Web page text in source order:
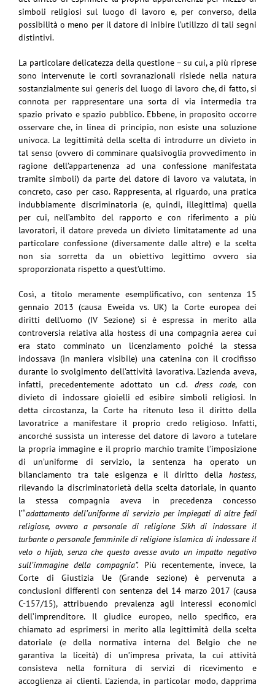
simboli religiosi sul luogo di lavoro e, per converso, della
possibilità o meno per il datore di inibire l’utilizzo di tali segni
distintivi.
La particolare delicatezza della questione – su cui, a più riprese
sono intervenute le corti sovranazionali risiede nella natura
sostanzialmente sui generis del luogo di lavoro che, di fatto, si
connota per rappresentare una sorta di via intermedia tra
spazio privato e spazio pubblico. Ebbene, in proposito occorre
osservare che, in linea di principio, non esiste una soluzione
univoca. La legittimità della scelta di introdurre un divieto in
tal senso (ovvero di comminare qualsivoglia provvedimento in
ragione dell’appartenenza ad una confessione manifestata
tramite simboli) da parte del datore di lavoro va valutata, in
concreto, caso per caso. Rappresenta, al riguardo, una pratica
indubbiamente discriminatoria (e, quindi, illegittima) quella
per cui, nell’ambito del rapporto e con riferimento a più
lavoratori, il datore preveda un divieto limitatamente ad una
particolare confessione (diversamente dalle altre) e la scelta
non sia sorretta da un obiettivo legittimo ovvero sia
sproporzionata rispetto a quest’ultimo.
Così, a titolo meramente esemplificativo, con sentenza 15
gennaio 2013 (causa Eweida vs. UK) la Corte europea dei
diritti dell’uomo (IV Sezione) si è espressa in merito alla
controversia relativa alla hostess di una compagnia aerea cui
era stato comminato un licenziamento poiché la stessa
indossava (in maniera visibile) una catenina con il crocifisso
durante lo svolgimento dell’attività lavorativa. L’azienda aveva,
infatti, precedentemente adottato un c.d. dress code, con
divieto di indossare gioielli ed esibire simboli religiosi. In
detta circostanza, la Corte ha ritenuto leso il diritto della
lavoratrice a manifestare il proprio credo religioso. Infatti,
ancorché sussista un interesse del datore di lavoro a tutelare
la propria immagine e il proprio marchio tramite l’imposizione
di un’uniforme di servizio, la sentenza ha operato un
bilanciamento tra tale esigenza e il diritto della hostess,
rilevando la discriminatorietà della scelta datoriale, in quanto
la stessa compagnia aveva in precedenza concesso
l’“adattamento dell’uniforme di servizio per impiegati di altre fedi
religiose, ovvero a personale di religione Sikh di indossare il
turbante o personale femminile di religione islamica di indossare il
velo o hijab, senza che questo avesse avuto un impatto negativo
sull’immagine della compagnia”.Più recentemente, invece, la
Corte di Giustizia Ue (Grande sezione) è pervenuta a
conclusioni differenti con sentenza del 14 marzo 2017 (causa
C-157/15), attribuendo prevalenza agli interessi economici
dell’imprenditore. Il giudice europeo, nello specifico, era
chiamato ad esprimersi in merito alla legittimità della scelta
datoriale (e della normativa interna del Belgio che ne
garantiva la liceità) di un’impresa privata, la cui attività
consisteva nella fornitura di servizi di ricevimento e
accoglienza ai clienti. L’azienda, in particolar modo, dapprima